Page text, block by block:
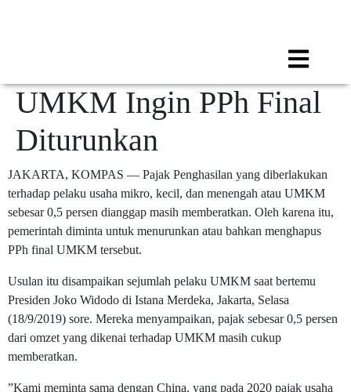
UMKM Ingin PPh Final
Diturunkan
JAKARTA, KOMPAS — Pajak Penghasilan yang diberlakukan
terhadap pelaku usaha mikro, kecil, dan menengah atau UMKM
sebesar 0,5 persen dianggap masih memberatkan. Oleh karena itu,
pemerintah diminta untuk menurunkan atau bahkan menghapus
PPh final UMKM tersebut.
Usulan itu disampaikan sejumlah pelaku UMKM saat bertemu
Presiden Joko Widodo di Istana Merdeka, Jakarta, Selasa
(18/9/2019) sore. Mereka menyampaikan, pajak sebesar 0,5 persen
dari omzet yang dikenai terhadap UMKM masih cukup
memberatkan.
”Kami meminta sama dengan China, yang pada 2020 pajak usaha